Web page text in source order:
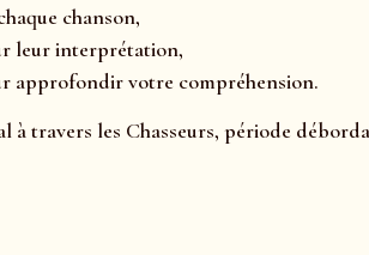
chanson,
leur interprétation,
approfondir votre compréhension.
à travers les Chasseurs, période